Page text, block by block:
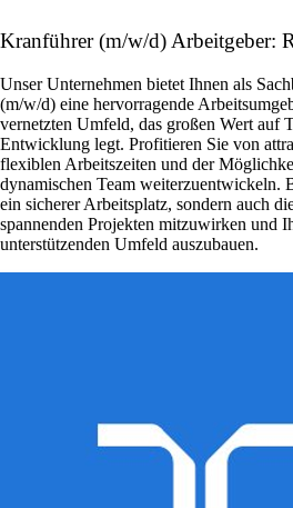
Kranführer (m/w/d) Arbeitgeber:
Unser Unternehmen bietet Ihnen als
(m/w/d) eine hervorragende
vernetzten Umfeld, das großen Wert auf
Entwicklung legt. Profitieren Sie von
flexiblen Arbeitszeiten und der
dynamischen Team weiterzuentwickeln.
ein sicherer Arbeitsplatz, sondern auch
spannenden Projekten mitzuwirken und
unterstützenden Umfeld auszubauen.